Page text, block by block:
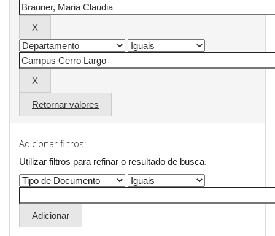
Retornar valores
Adicionar filtros:
Utilizar filtros para refinar o resultado de busca.